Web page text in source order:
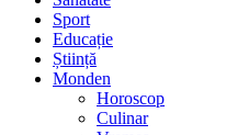
Sport
Educație
Știință
Monden
Horoscop
Culinar